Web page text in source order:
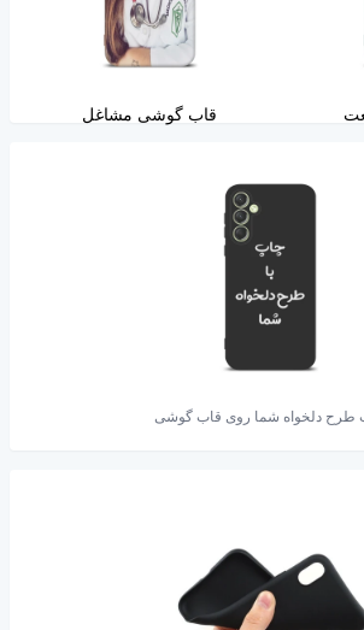
طرح دلخواه شما روی قاب گوشی
قاب گوشی مشاغل